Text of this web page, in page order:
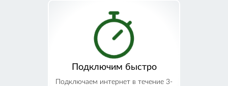
Подключим быстро
Подключаем интернет в течение 3-